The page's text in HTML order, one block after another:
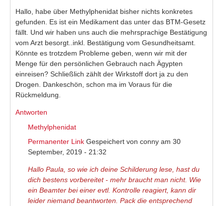
Hallo, habe über Methylphenidat bisher nichts konkretes
gefunden. Es ist ein Medikament das unter das BTM-Gesetz
fällt. Und wir haben uns auch die mehrsprachige Bestätigung
vom Arzt besorgt..inkl. Bestätigung vom Gesundheitsamt.
Könnte es trotzdem Probleme geben, wenn wir mit der
Menge für den persönlichen Gebrauch nach Ägypten
einreisen? Schließlich zählt der Wirkstoff dort ja zu den
Drogen. Dankeschön, schon ma im Voraus für die
Rückmeldung.
Antworten
Methylphenidat
Permanenter Link Gespeichert von conny am 30
September, 2019 - 21:32
Hallo Paula, so wie ich deine Schilderung lese, hast du
dich bestens vorbereitet - mehr braucht man nicht. Wie
ein Beamter bei einer evtl. Kontrolle reagiert, kann dir
leider niemand beantworten. Pack die entsprechend